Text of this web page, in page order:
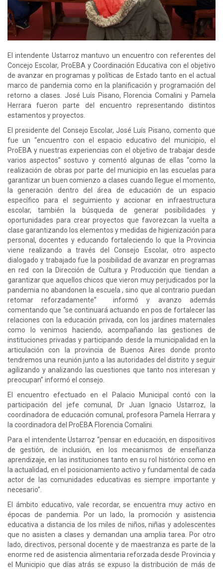
El intendente Ustarroz mantuvo un encuentro con referentes del
Concejo Escolar, ProEBA y Coordinación Educativa con el objetivo
de avanzar en programas y políticas de Estado tanto en el actual
marco de pandemia como en la planificación y programación del
retorno a clases. José Luís Pisano, Florencia Comalini y Pamela
Herrara fueron parte del encuentro representando distintos
estamentos y proyectos.
El presidente del Consejo Escolar, José Luís Pisano, comento que
fue un “encuentro con el espacio educativo del municipio, el
ProEBA y nuestras experiencias con el objetivo de trabajar desde
varios aspectos” sostuvo y comentó algunas de ellas “como la
realización de obras por parte del municipio en las escuelas para
garantizar un buen comienzo a clases cuando llegue el momento,
la generación dentro del área de educación de un espacio
específico para el seguimiento y accionar en infraestructura
escolar, también la búsqueda de generar posibilidades y
oportunidades para crear proyectos que favorezcan la vuelta a
clase garantizando los elementos y medidas de higienización para
personal, docentes y educando fortaleciendo lo que la Provincia
viene realizando a través del Consejo Escolar, otro aspecto
dialogado y trabajado fue la posibilidad de avanzar en programas
en red con la Dirección de Cultura y Producción que tiendan a
garantizar que aquellos chicos que vieron muy perjudicados por la
pandemia no abandonen la escuela , sino que al contrario puedan
retomar reforzadamente” informó y avanzo además
comentando que “se continuará actuando en pos de fortalecer las
relaciones con la educación privada, con los jardines maternales
como lo venimos haciendo, acompañando las gestiones de
instituciones privadas y participando desde la municipalidad en la
articulación con la provincia de Buenos Aires donde pronto
tendremos una reunión junto a las autoridades del distrito y seguir
agilizando y analizando las cuestiones que tanto nos interesan y
preocupan” informó el consejo.
El encuentro efectuado en el Palacio Municipal contó con la
participación del jefe comunal, Dr Juan Ignacio Ustarroz, la
coordinadora de educación comunal, profesora Pamela Herrara y
la coordinadora del ProEBA Florencia Comalini.
Para el intendente Ustarroz “pensar en educación, en dispositivos
de gestión, de inclusión, en los mecanismos de enseñanza
aprendizaje, en las instituciones tanto en su rol histórico como en
la actualidad, en el posicionamiento activo y fundamental de cada
actor de las comunidades educativas es siempre importante y
necesario”.
El ámbito educativo, vale recordar, se encuentra muy activo en
épocas de pandemia. Por un lado, la promoción y asistencia
educativa a distancia de los miles de niños, niñas y adolescentes
que no asisten a clases y demandan una amplia tarea. Por otro
lado, directivos, personal docente y de maestranza es parte de la
enorme red de asistencia alimentaria reforzada desde Provincia y
el Municipio que días atrás se expuso la distribución de más de